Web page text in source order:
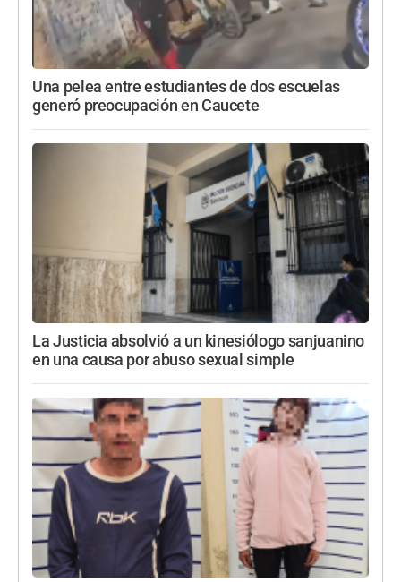
Una pelea entre estudiantes de dos escuelas
generó preocupación en Caucete
La Justicia absolvió a un kinesiólogo sanjuanino
en una causa por abuso sexual simple